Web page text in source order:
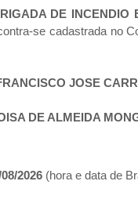
DE INCENDIO
se cadastrada no
JOSE
DE ALMEIDA
2026 (hora e data de